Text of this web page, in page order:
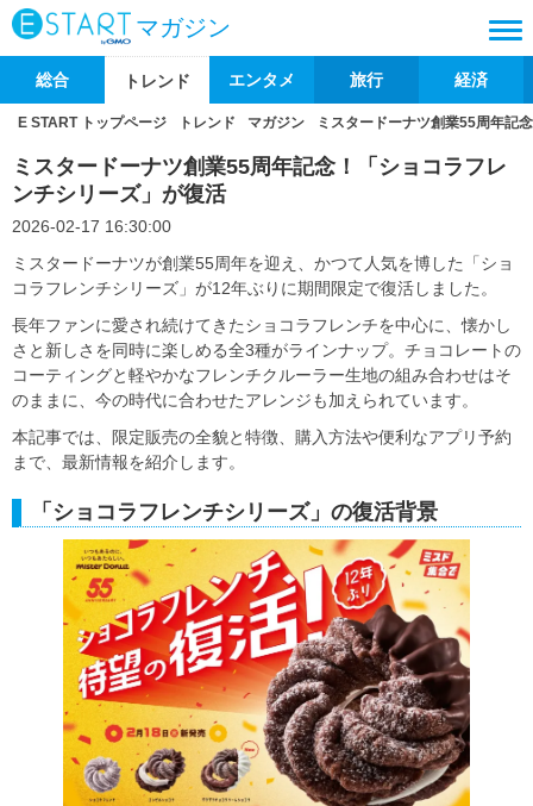
マガジン
総合 トレンド エンタメ 旅行 経済
E START トップページ トレンド マガジン ミスタードーナツ創業55周年記
ミスタードーナツ創業55周年記念！「ショコラフレ
ンチシリーズ」が復活
2026-02-17 16:30:00
ミスタードーナツが創業55周年を迎え、かつて人気を博した「ショ
コラフレンチシリーズ」が12年ぶりに期間限定で復活しました。
長年ファンに愛され続けてきたショコラフレンチを中心に、懐かし
さと新しさを同時に楽しめる全3種がラインナップ。チョコレートの
コーティングと軽やかなフレンチクルーラー生地の組み合わせはそ
のままに、今の時代に合わせたアレンジも加えられています。
本記事では、限定販売の全貌と特徴、購入方法や便利なアプリ予約
まで、最新情報を紹介します。
「ショコラフレンチシリーズ」の復活背景